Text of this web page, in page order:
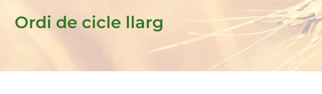
Ordi de cicle llarg